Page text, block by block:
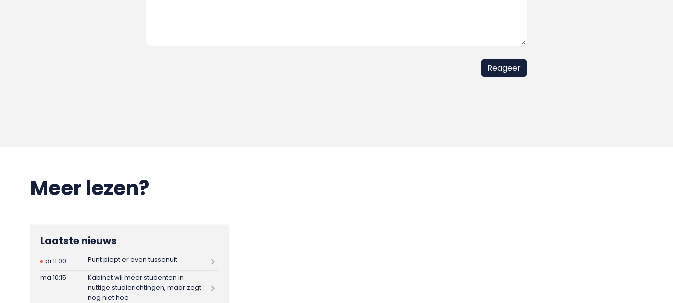
Meer lezen?
Laatste nieuws
di 11:00
Punt piept er even tussenuit
ma 10:15
Kabinet wil meer studenten in
nuttige studierichtingen, maar zegt
nog niet hoe